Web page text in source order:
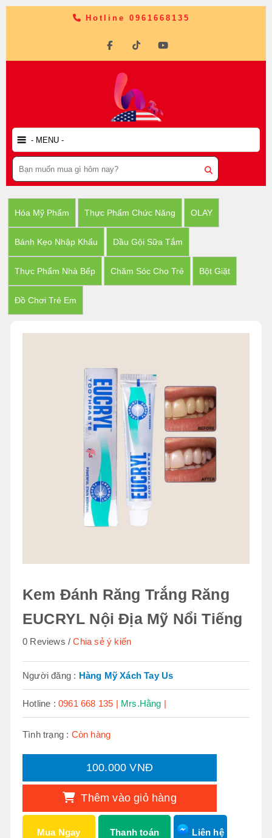
Hotline 0961668135
Hóa Mỹ Phẩm Thực Phẩm Chức Năng OLAY
Bánh Kẹo Nhập Khẩu Dầu Gội Sữa Tắm
Thực Phẩm Nhà Bếp Chăm Sóc Cho Trẻ Bột Giặt
Đồ Chơi Trẻ Em
Kem Đánh Răng Trắng Răng
EUCRYL Nội Địa Mỹ Nổi Tiếng
0 Reviews Chia sẻ ý kiến
Người đăng : Hàng Mỹ Xách Tay Us
Hotline :0961 668 135 | Mrs.Hằng |
Tình trạng : Còn hàng
100.000 VNĐ
Thêm vào giỏ hàng
Mua Ngay Thanh toán Liên hệ